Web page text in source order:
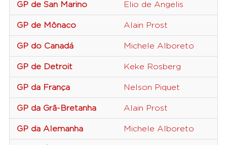
GP de San Marino Elio de Angelis
GP de Mônaco Alain Prost
GP do Canadá Michele Alboreto
GP de Detroit Keke Rosberg
GP da França Nelson Piquet
GP da Grã-Bretanha Alain Prost
GP da Alemanha Michele Alboreto